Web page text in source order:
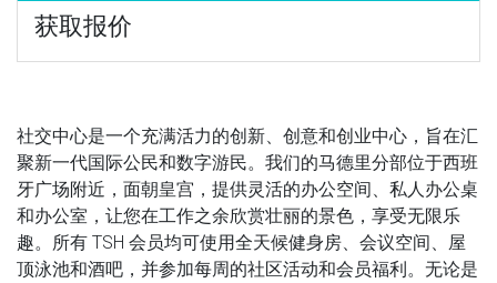
获取报价
社交中心是一个充满活力的创新、创意和创业中心，旨在汇
聚新一代国际公民和数字游民。我们的马德里分部位于西班
牙广场附近，面朝皇宫，提供灵活的办公空间、私人办公桌
和办公室，让您在工作之余欣赏壮丽的景色，享受无限乐
趣。所有 TSH 会员均可使用全天候健身房、会议空间、屋
顶泳池和酒吧，并参加每周的社区活动和会员福利。无论是